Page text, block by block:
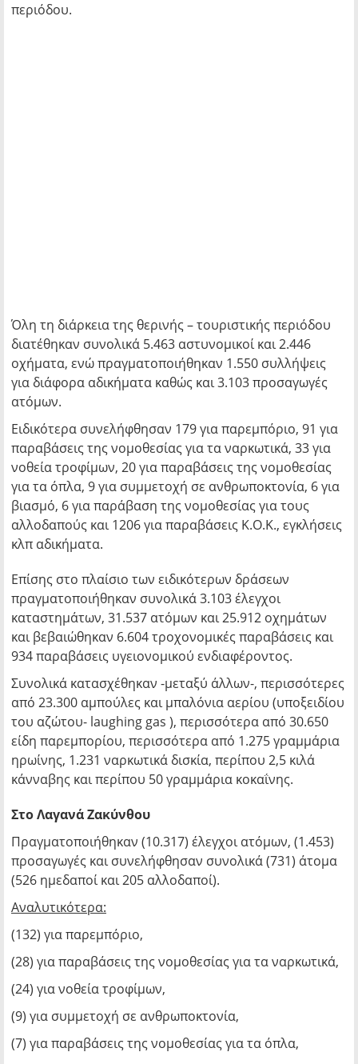
περιόδου.
Όλη τη διάρκεια της θερινής – τουριστικής περιόδου
διατέθηκαν συνολικά 5.463 αστυνομικοί και 2.446
οχήματα, ενώ πραγματοποιήθηκαν 1.550 συλλήψεις
για διάφορα αδικήματα καθώς και 3.103 προσαγωγές
ατόμων.
Ειδικότερα συνελήφθησαν 179 για παρεμπόριο, 91 για
παραβάσεις της νομοθεσίας για τα ναρκωτικά, 33 για
νοθεία τροφίμων, 20 για παραβάσεις της νομοθεσίας
για τα όπλα, 9 για συμμετοχή σε ανθρωποκτονία, 6 για
βιασμό, 6 για παράβαση της νομοθεσίας για τους
αλλοδαπούς και 1206 για παραβάσεις Κ.Ο.Κ., εγκλήσεις
κλπ αδικήματα.
Επίσης στο πλαίσιο των ειδικότερων δράσεων
πραγματοποιήθηκαν συνολικά 3.103 έλεγχοι
καταστημάτων, 31.537 ατόμων και 25.912 οχημάτων
και βεβαιώθηκαν 6.604 τροχονομικές παραβάσεις και
934 παραβάσεις υγειονομικού ενδιαφέροντος.
Συνολικά κατασχέθηκαν -μεταξύ άλλων-, περισσότερες
από 23.300 αμπούλες και μπαλόνια αερίου (υποξειδίου
του αζώτου- laughing gas ), περισσότερα από 30.650
είδη παρεμπορίου, περισσότερα από 1.275 γραμμάρια
ηρωίνης, 1.231 ναρκωτικά δισκία, περίπου 2,5 κιλά
κάνναβης και περίπου 50 γραμμάρια κοκαΐνης.
Στο Λαγανά Ζακύνθου
Πραγματοποιήθηκαν (10.317) έλεγχοι ατόμων, (1.453)
προσαγωγές και συνελήφθησαν συνολικά (731) άτομα
(526 ημεδαποί και 205 αλλοδαποί).
Αναλυτικότερα:
(132) για παρεμπόριο,
(28) για παραβάσεις της νομοθεσίας για τα ναρκωτικά,
(24) για νοθεία τροφίμων,
(9) για συμμετοχή σε ανθρωποκτονία,
(7) για παραβάσεις της νομοθεσίας για τα όπλα,